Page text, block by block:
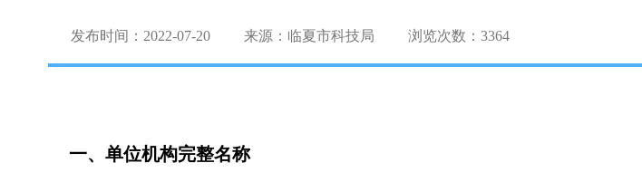
发布时间：2022-07-20 来源：临夏市科技局 浏览次数： 3364
一、单位机构完整名称